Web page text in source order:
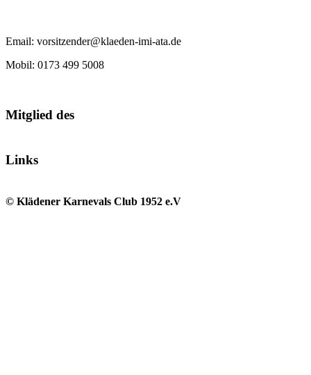
Email: vorsitzender@klaeden-imi-ata.de
Mobil: 0173 499 5008
Mitglied des
Links
© Klädener Karnevals Club 1952 e.V